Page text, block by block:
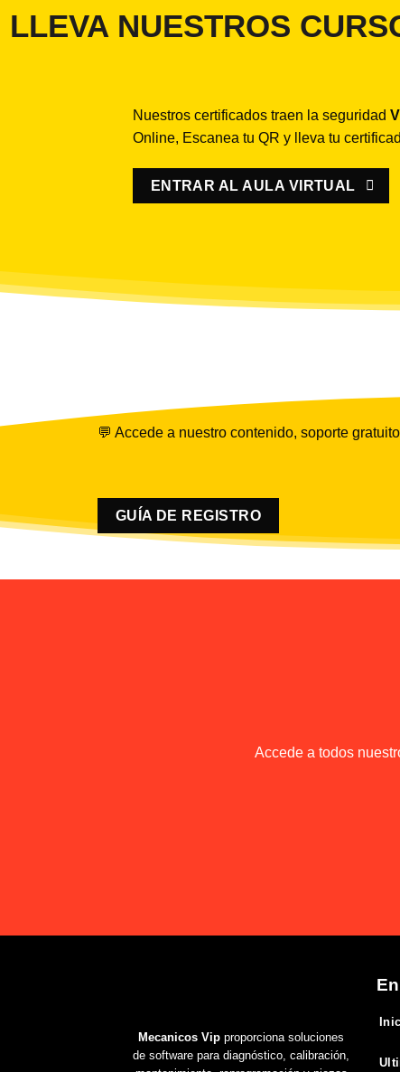
LLEVA NUESTROS
Nuestros certificados traen la seguridad
Online, Escanea tu QR y lleva tu
ENTRAR AL AULA VIRTUAL
💬 Accede a nuestro contenido, soporte
GUÍA DE REGISTRO
Accede a todos
Mecanicos Vip proporciona soluciones
de software para diagnóstico, calibración,